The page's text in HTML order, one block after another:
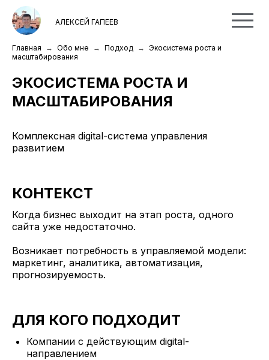
АЛЕКСЕЙ ГАПЕЕВ
Главная Обо мне Подход
Экосистема роста и
масштабирования
ЭКОСИСТЕМА РОСТА И
МАСШТАБИРОВАНИЯ
Комплексная digital-система управления
развитием
КОНТЕКСТ
Когда бизнес выходит на этап роста, одного
сайта уже недостаточно.
Возникает потребность в управляемой модели:
маркетинг, аналитика, автоматизация,
прогнозируемость.
ДЛЯ КОГО ПОДХОДИТ
Компании с действующим digital-
направлением